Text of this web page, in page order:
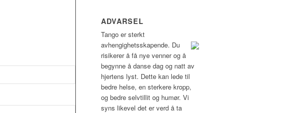
ADVARSEL
Tango er sterkt
avhengighetsskapende. Du
risikerer å få nye venner og å
begynne å danse dag og natt av
hjertens lyst. Dette kan lede til
bedre helse, en sterkere kropp,
og bedre selvtillit og humør. Vi
syns likevel det er verd å ta